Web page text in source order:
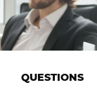
QUESTIONS